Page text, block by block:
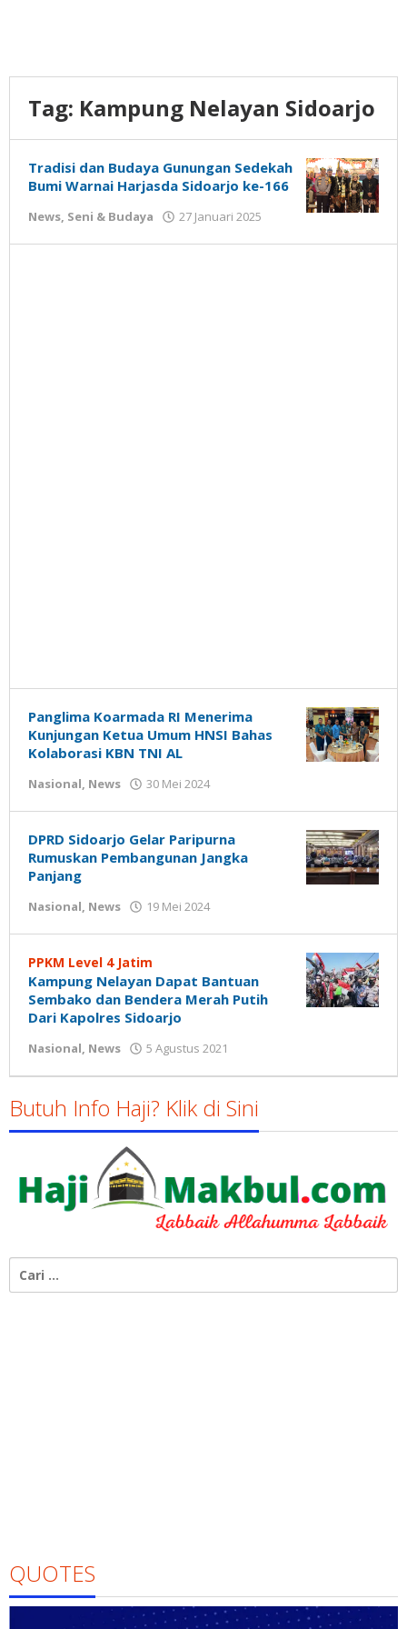
Tag: Kampung Nelayan Sidoarjo
Tradisi dan Budaya Gunungan Sedekah
Bumi Warnai Harjasda Sidoarjo ke-166
News, Seni & Budaya 27 Januari 2025
Susanto
Panglima Koarmada RI Menerima
Kunjungan Ketua Umum HNSI Bahas
Kolaborasi KBN TNI AL
Nasional, News 30 Mei 2024
Susanto
DPRD Sidoarjo Gelar Paripurna
Rumuskan Pembangunan Jangka
Panjang
Nasional, News 19 Mei 2024
Susanto
PPKM Level 4 Jatim
Kampung Nelayan Dapat Bantuan
Sembako dan Bendera Merah Putih
Dari Kapolres Sidoarjo
Nasional, News 5 Agustus 2021
Susanto
Butuh Info Haji? Klik di Sini
untuk:
QUOTES